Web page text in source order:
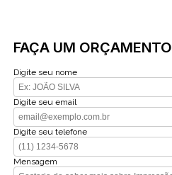
FAÇA UM ORÇAMENTO
Digite seu nome
Digite seu email
Digite seu telefone
Mensagem